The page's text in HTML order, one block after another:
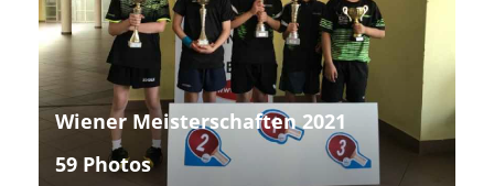
Wiener Meisterschaften 2021
59 Photos